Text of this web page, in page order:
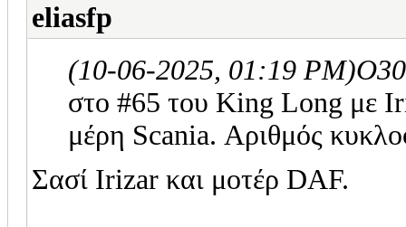
eliasfp
(10-06-2025, 01:19 PM)
στο #65 του King Long με
μέρη Scania. Αριθμός
Σασί Irizar και μοτέρ DAF.